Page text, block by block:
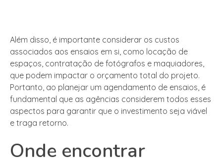
Além disso, é importante considerar os custos
associados aos ensaios em si, como locação de
espaços, contratação de fotógrafos e maquiadores,
que podem impactar o orçamento total do projeto.
Portanto, ao planejar um agendamento de ensaios, é
fundamental que as agências considerem todos esses
aspectos para garantir que o investimento seja viável
e traga retorno.
Onde encontrar